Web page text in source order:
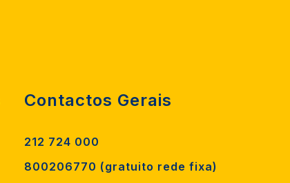
Contactos Gerais
212 724 000
800206770 (gratuito rede fixa)